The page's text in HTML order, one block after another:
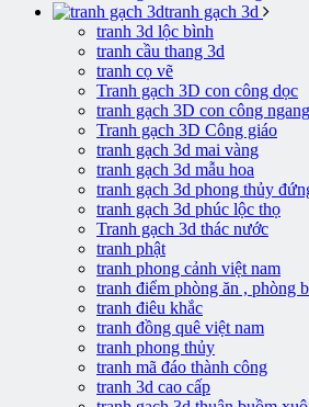
tranh gạch 3d
tranh 3d lộc bình
tranh cầu thang 3d
tranh cọ vẽ
Tranh gạch 3D con công dọc
tranh gạch 3D con công ngang
Tranh gạch 3D Công giáo
tranh gạch 3d mai vàng
tranh gạch 3d mẫu hoa
tranh gạch 3d phong thủy
tranh gạch 3d phúc lộc thọ
Tranh gạch 3d thác nước
tranh phật
tranh phong cảnh việt nam
tranh điểm phòng ăn , phòng
tranh điêu khắc
tranh đồng quê việt nam
tranh phong thủy
tranh mã đáo thành công
tranh 3d cao cấp